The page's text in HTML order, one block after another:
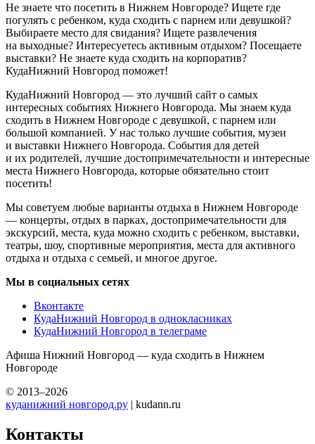
Не знаете что посетить в Нижнем Новгороде? Ищете где
погулять с ребенком, куда сходить с парнем или девушкой?
Выбираете место для свидания? Ищете развлечения
на выходные? Интересуетесь активным отдыхом? Посещаете
выставки? Не знаете куда сходить на корпоратив?
КудаНижний Новгород поможет!
КудаНижний Новгород — это лучший сайт о самых
интересных событиях Нижнего Новгорода. Мы знаем куда
сходить в Нижнем Новгороде с девушкой, с парнем или
большой компанией. У нас только лучшие события, музеи
и выставки Нижнего Новгорода. События для детей
и их родителей, лучшие достопримечательности и интересные
места Нижнего Новгорода, которые обязательно стоит
посетить!
Мы советуем любые варианты отдыха в Нижнем Новгороде
— концерты, отдых в парках, достопримечательности для
экскурсий, места, куда можно сходить с ребенком, выставки,
театры, шоу, спортивные мероприятия, места для активного
отдыха и отдыха с семьей, и многое другое.
Мы в социальных сетях
Вконтакте
КудаНижний Новгород в однокласниках
КудаНижний Новгород в телеграме
Афиша Нижний Новгород — куда сходить в Нижнем
Новгороде
© 2013–2026
куданижний новгород.ру | kudann.ru
Контакты